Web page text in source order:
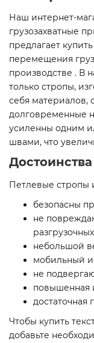
Наш интернет-
грузозахватные
предлагает
перемещения
производстве . В
только стропы,
себя материалов,
долговременные
усиленны одним
швами, что
Петлевые стропы
безопасны
не
небольшой
мобильный
не
повышенная
достаточная
Чтобы купить
добавьте